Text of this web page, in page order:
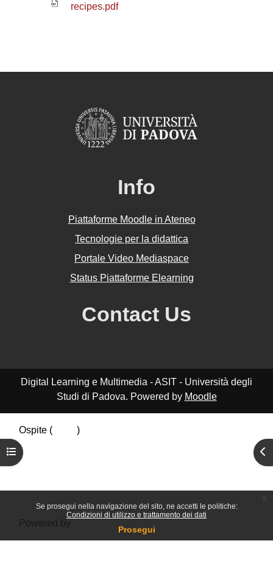
Se prosegui nella navigazione del sito, ne accetti le politiche:
Condizioni di utilizzo e trattamento dei dati
Prosegui
Apri indice del corso
recipes.pdf
Info
Piattaforme Moodle in Ateneo
Tecnologie per la didattica
Portale Video Mediaspace
Status Piattaforme Elearning
Contact Us
Digital Learning e Multimedia - ASIT - Università degli
Studi di Padova. Powered by Moodle
Ospite (
)
Riepilogo della conservazione dei dati
Politiche
Passa al tema standard
Powered by